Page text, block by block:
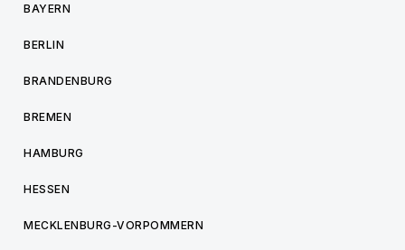
BAYERN
BERLIN
BRANDENBURG
BREMEN
HAMBURG
HESSEN
MECKLENBURG-VORPOMMERN